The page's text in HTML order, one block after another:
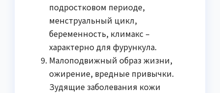
подростковом периоде,
менструальный цикл,
беременность, климакс –
характерно для фурункула.
Малоподвижный образ жизни,
ожирение, вредные привычки.
Зудящие заболевания кожи